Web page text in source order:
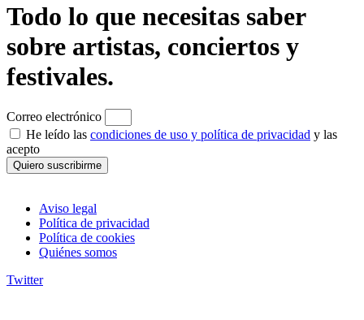
Todo lo que necesitas saber
sobre artistas, conciertos y
festivales.
Correo electrónico
He leído las condiciones de uso y política de privacidad y las
acepto
Quiero suscribirme
Aviso legal
Política de privacidad
Política de cookies
Quiénes somos
Twitter